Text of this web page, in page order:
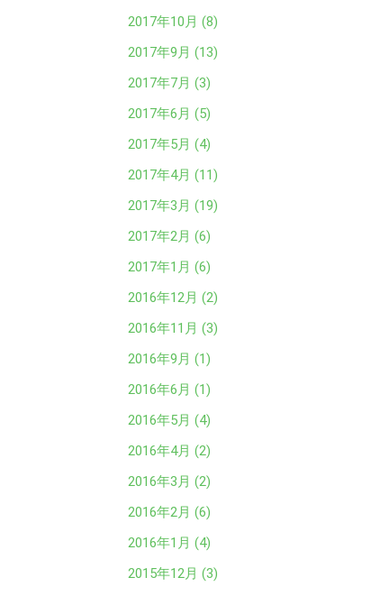
2017年10月 (8)
2017年9月 (13)
2017年7月 (3)
2017年6月 (5)
2017年5月 (4)
2017年4月 (11)
2017年3月 (19)
2017年2月 (6)
2017年1月 (6)
2016年12月 (2)
2016年11月 (3)
2016年9月 (1)
2016年6月 (1)
2016年5月 (4)
2016年4月 (2)
2016年3月 (2)
2016年2月 (6)
2016年1月 (4)
2015年12月 (3)